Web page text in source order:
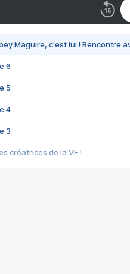
Maguire, c'est lui ! Rencontre
6
5
4
3
créatrices de la VF !